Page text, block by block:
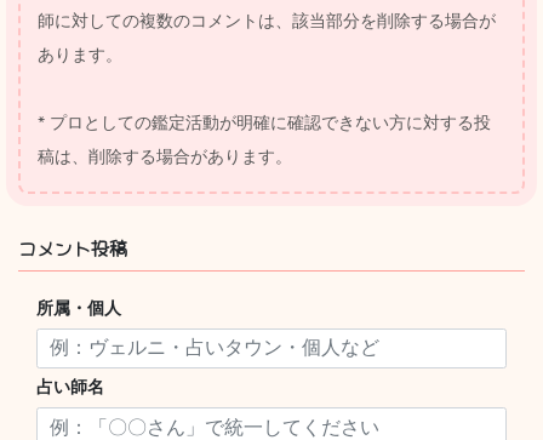
師に対しての複数のコメントは、該当部分を削除する場合が
あります。
* プロとしての鑑定活動が明確に確認できない方に対する投
稿は、削除する場合があります。
コメント投稿
所属・個人
占い師名